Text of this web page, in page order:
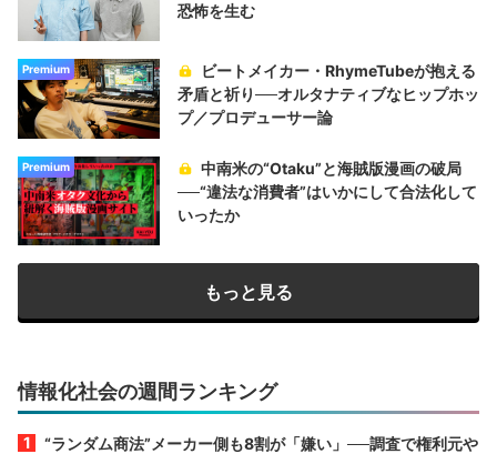
恐怖を生む
Premium
ビートメイカー・RhymeTubeが抱える
矛盾と祈り──オルタナティブなヒップホッ
プ／プロデューサー論
Premium
中南米の“Otaku”と海賊版漫画の破局
──“違法な消費者”はいかにして合法化して
いったか
もっと見る
情報化社会の週間ランキング
“ランダム商法”メーカー側も8割が「嫌い」──調査で権利元や